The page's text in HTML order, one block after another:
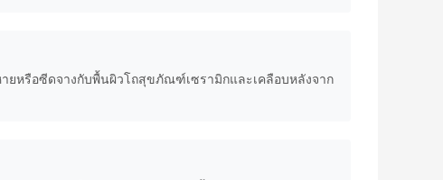
ยหรือซีดจางกับพื้นผิวโถสุขภัณฑ์เซรามิกและเคลือบหลังจาก